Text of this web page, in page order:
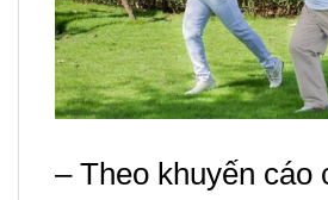
– Theo khuyến cáo